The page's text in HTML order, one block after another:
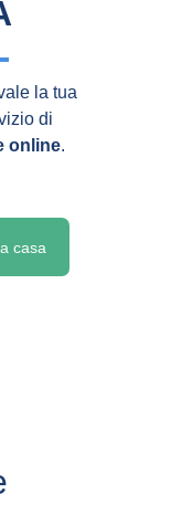
casa
la tua
di
online.